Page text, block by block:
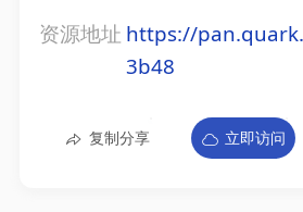
资源地址 https://
3b48
复制分享 立即访问